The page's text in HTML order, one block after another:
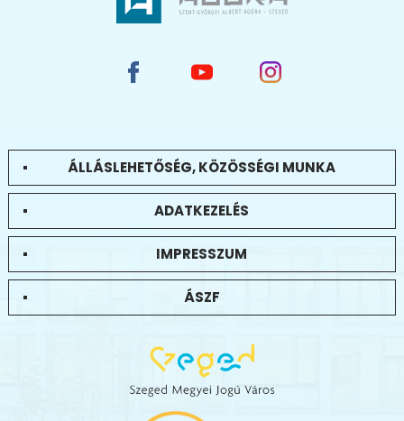
ÁLLÁSLEHETŐSÉG, KÖZÖSSÉGI MUNKA
ADATKEZELÉS
IMPRESSZUM
ÁSZF